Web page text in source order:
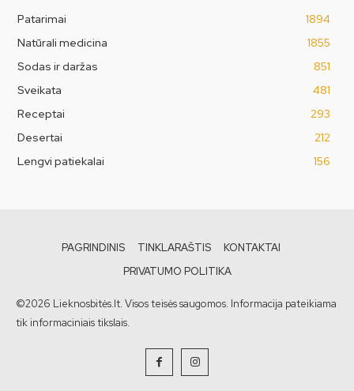
Patarimai
1894
Natūrali medicina
1855
Sodas ir daržas
851
Sveikata
481
Receptai
293
Desertai
212
Lengvi patiekalai
156
PAGRINDINIS TINKLARAŠTIS
KONTAKTAI
PRIVATUMO POLITIKA
©2026 Lieknosbitės.lt. Visos teisės saugomos. Informacija pateikiama
tik informaciniais tikslais.